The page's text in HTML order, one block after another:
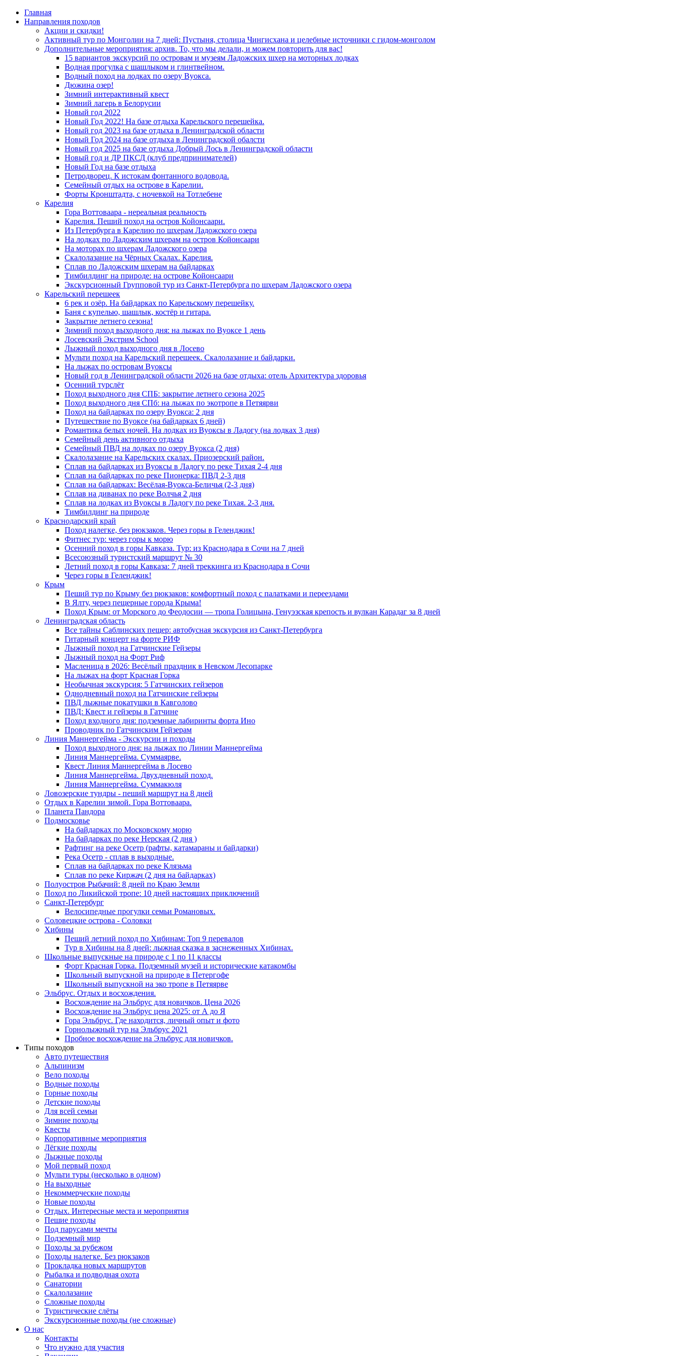
Главная
Направления походов
Акции и скидки!
Активный тур по Монголии на 7 дней: Пустыня, столица Чингисхана и целебные источники с гидом-монголом
Дополнительные мероприятия: архив. То, что мы делали, и можем повторить для вас!
15 вариантов экскурсий по островам и музеям Ладожских шхер на моторных лодках
Водная прогулка с шашлыком и глинтвейном.
Водный поход на лодках по озеру Вуокса.
Дюжина озер!
Зимний интерактивный квест
Зимний лагерь в Белорусии
Новый год 2022
Новый Год 2022! На базе отдыха Карельского перешейка.
Новый год 2023 на базе отдыха в Ленинградской области
Новый Год 2024 на базе отдыха в Ленинградской обалсти
Новый год 2025 на базе отдыха Добрый Лось в Ленинградской области
Новый год и ДР ПКСД (клуб предпринимателей)
Новый Год на базе отдыха
Петродворец. К истокам фонтанного водовода.
Семейный отдых на острове в Карелии.
Форты Кронштадта, с ночевкой на Тотлебене
Карелия
Гора Воттоваара - нереальная реальность
Карелия. Пеший поход на остров Койонсаари.
Из Петербурга в Карелию по шхерам Ладожского озера
На лодках по Ладожским шхерам на остров Койонсаари
На моторах по шхерам Ладожского озера
Скалолазание на Чёрных Скалах. Карелия.
Сплав по Ладожским шхерам на байдарках
Тимбилдинг на природе: на острове Койонсаари
Экскурсионный Групповой тур из Санкт-Петербурга по шхерам Ладожского озера
Карельский перешеек
6 рек и озёр. На байдарках по Карельскому перешейку.
Баня с купелью, шашлык, костёр и гитара.
Закрытие летнего сезона!
Зимний поход выходного дня: на лыжах по Вуоксе 1 день
Лосевский Экстрим School
Лыжный поход выходного дня в Лосево
Мульти поход на Карельский перешеек. Скалолазание и байдарки.
На лыжах по островам Вуоксы
Новый год в Ленинградской области 2026 на базе отдыха: отель Архитектура здоровья
Осенний турслёт
Поход выходного дня СПБ: закрытие летнего сезона 2025
Поход выходного дня СПб: на лыжах по экотропе в Петяярви
Поход на байдарках по озеру Вуокса: 2 дня
Путешествие по Вуоксе (на байдарках 6 дней)
Романтика белых ночей. На лодках из Вуоксы в Ладогу (на лодках 3 дня)
Семейный день активного отдыха
Семейный ПВД на лодках по озеру Вуокса (2 дня)
Скалолазание на Карельских скалах. Приозерский район.
Сплав на байдарках из Вуоксы в Ладогу по реке Тихая 2-4 дня
Сплав на байдарках по реке Пионерка: ПВД 2-3 дня
Сплав на байдарках: Весёлая-Вуокса-Беличья (2-3 дня)
Сплав на диванах по реке Волчья 2 дня
Сплав на лодках из Вуоксы в Ладогу по реке Тихая. 2-3 дня.
Тимбилдинг на природе
Краснодарский край
Поход налегке, без рюкзаков. Через горы в Геленджик!
Фитнес тур: через горы к морю
Осенний поход в горы Кавказа. Тур: из Краснодара в Сочи на 7 дней
Всесоюзный туристский маршрут № 30
Летний поход в горы Кавказа: 7 дней треккинга из Краснодара в Сочи
Через горы в Геленджик!
Крым
Пеший тур по Крыму без рюкзаков: комфортный поход с палатками и переездами
В Ялту, через пещерные города Крыма!
Поход Крым: от Морского до Феодосии — тропа Голицына, Генуэзская крепость и вулкан Карадаг за 8 дней
Ленинградская область
Все тайны Саблинских пещер: автобусная экскурсия из Санкт-Петербурга
Гитарный концерт на форте РИФ
Лыжный поход на Гатчинские Гейзеры
Лыжный поход на Форт Риф
Масленица в 2026: Весёлый праздник в Невском Лесопарке
На лыжах на форт Красная Горка
Необычная экскурсия: 5 Гатчинских гейзеров
Однодневный поход на Гатчинские гейзеры
ПВД лыжные покатушки в Кавголово
ПВД: Квест и гейзеры в Гатчине
Поход входного дня: подземные лабиринты форта Ино
Проводник по Гатчинским Гейзерам
Линия Маннергейма - Экскурсии и походы
Поход выходного дня: на лыжах по Линии Маннергейма
Линия Маннергейма. Суммаярве.
Квест Линия Маннергейма в Лосево
Линия Маннергейма. Двухдневный поход.
Линия Маннергейма. Суммакюля
Ловозерские тундры - пеший маршрут на 8 дней
Отдых в Карелии зимой. Гора Воттоваара.
Планета Пандора
Подмосковье
На байдарках по Московскому морю
На байдарках по реке Нерская (2 дня )
Рафтинг на реке Осетр (рафты, катамараны и байдарки)
Река Осетр - сплав в выходные.
Сплав на байдарках по реке Клязьма
Сплав по реке Киржач (2 дня на байдарках)
Полуостров Рыбачий: 8 дней по Краю Земли
Поход по Ликийской тропе: 10 дней настоящих приключений
Санкт-Петербург
Велосипедные прогулки семьи Романовых.
Соловецкие острова - Соловки
Хибины
Пеший летний поход по Хибинам: Топ 9 перевалов
Тур в Хибины на 8 дней: лыжная сказка в заснеженных Хибинах.
Школьные выпускные на природе с 1 по 11 классы
Форт Красная Горка. Подземный музей и исторические катакомбы
Школьный выпускной на природе в Петергофе
Школьный выпускной на эко тропе в Петяярве
Эльбрус. Отдых и восхождения.
Восхождение на Эльбрус для новичков. Цена 2026
Восхождение на Эльбрус цена 2025: от А до Я
Гора Эльбрус. Где находится, личный опыт и фото
Горнолыжный тур на Эльбрус 2021
Пробное восхождение на Эльбрус для новичков.
Типы походов
Авто путешествия
Альпинизм
Вело походы
Водные походы
Горные походы
Детские походы
Для всей семьи
Зимние походы
Квесты
Корпоративные мероприятия
Лёгкие походы
Лыжные походы
Мой первый поход
Мульти туры (несколько в одном)
На выходные
Некоммерческие походы
Новые походы
Отдых. Интересные места и мероприятия
Пешие походы
Под парусами мечты
Подземный мир
Походы за рубежом
Походы налегке. Без рюкзаков
Прокладка новых маршрутов
Рыбалка и подводная охота
Санатории
Скалолазание
Сложные походы
Туристические слёты
Экскурсионные походы (не сложные)
О нас
Контакты
Что нужно для участия